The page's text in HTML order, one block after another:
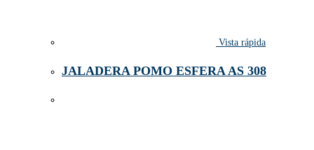
Vista rápida
JALADERA POMO ESFERA AS 308